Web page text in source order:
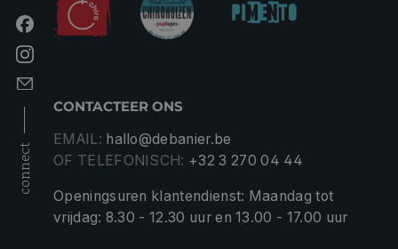
connect
CONTACTEER ONS
EMAIL: hallo@debanier.be
OF TELEFONISCH: +32 3 270 04 44
Openingsuren klantendienst: Maandag tot
vrijdag: 8.30 - 12.30 uur en 13.00 - 17.00 uur